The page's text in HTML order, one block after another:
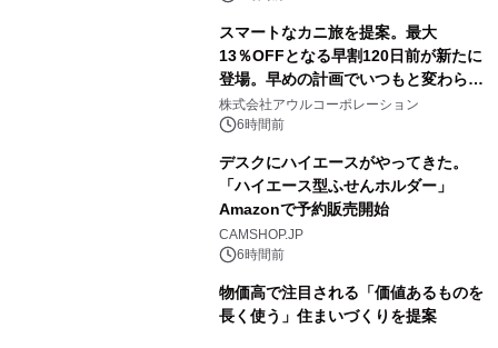
スマートなカニ旅を提案。最大
13％OFFとなる早割120日前が新たに
登場。早めの計画でいつもと変わらぬ
大人の冬旅を。ー夕日ヶ浦温泉「佳松
苑 別邸ふうか」ー
株式会社アウルコーポレーション
6時間前
デスクにハイエースがやってきた。
「ハイエース型ふせんホルダー」
Amazonで予約販売開始
CAMSHOP.JP
6時間前
物価高で注目される「価値あるものを
長く使う」住まいづくりを提案